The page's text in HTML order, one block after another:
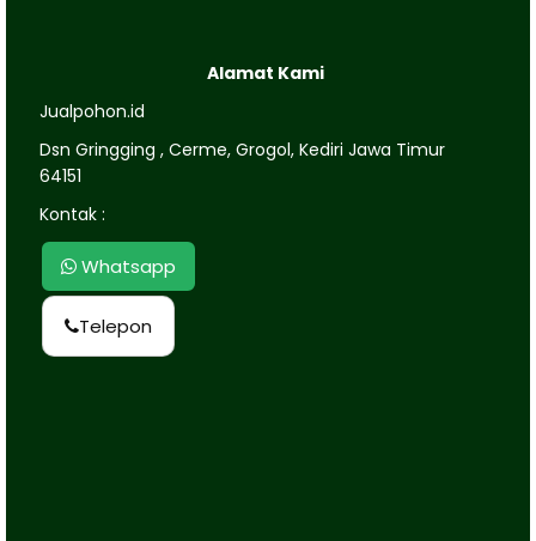
Alamat Kami
Jualpohon.id
Dsn Gringging , Cerme, Grogol, Kediri Jawa Timur
64151
Kontak :
Whatsapp
Telepon